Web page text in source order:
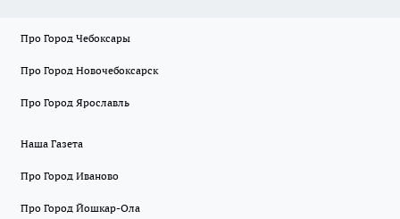
Про Город Чебоксары
Про Город Новочебоксарск
Про Город Ярославль
Наша Газета
Про Город Иваново
Про Город Йошкар-Ола